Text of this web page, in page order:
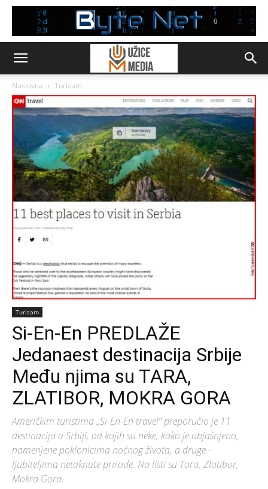
Naslovna Turizam
Turizam
Si-En-En PREDLAŽE
Jedanaest destinacija Srbije
Među njima su TARA,
ZLATIBOR, MOKRA GORA
Američkim turistima „Si-En-En travel“ preporučio je 11
destinacija u Srbiji, od kojih su neke, kako je objašnjeno,
namenjene poklonicima noćnog života, a druge –
ljubiteljima netaknute prirode. Na listi su Tara, Zlatibor,
Mokra Gora.